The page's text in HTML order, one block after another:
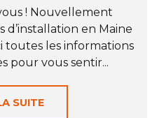
! Nouvellement
d’installation en Maine
toutes les informations
pour vous sentir...
SUITE